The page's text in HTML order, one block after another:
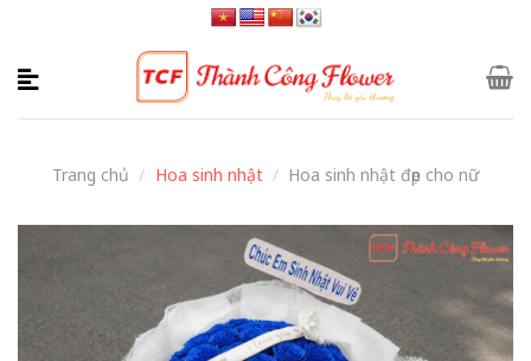
content
Trang chủ / Hoa sinh nhật / Hoa sinh nhật đẹp cho nữ